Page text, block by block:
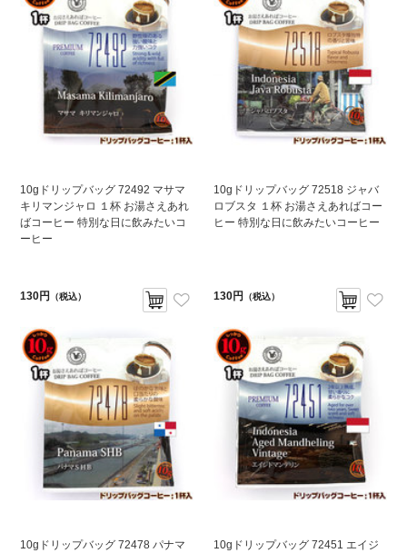
10gドリップバッグ 72492 マサマ
キリマンジャロ １杯 お湯さえあれ
ばコーヒー 特別な日に飲みたいコ
ーヒー
130円 （税込）
10gドリップバッグ 72518 ジャバ
ロブスタ １杯 お湯さえあればコー
ヒー 特別な日に飲みたいコーヒー
130円 （税込）
10gドリップバッグ 72478 パナマ
10gドリップバッグ 72451 エイジ